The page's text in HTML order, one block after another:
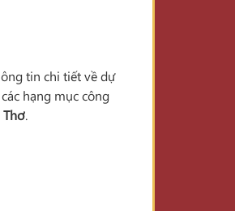
tin chi tiết về dự
hạng mục công
Thơ.